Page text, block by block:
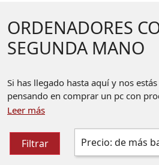
ORDENADORES
SEGUNDA MANO
Si has llegado hasta aquí y nos
pensando en comprar un pc con
Leer más
Filtrar Precio: de más